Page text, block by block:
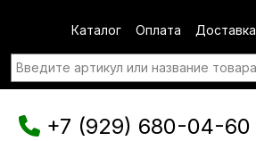
Каталог Оплата Доставка
+7 (929) 680-04-60